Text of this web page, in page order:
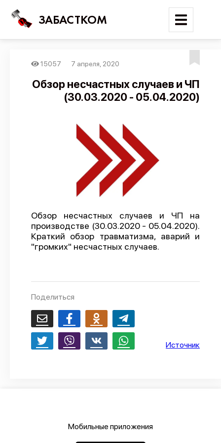
ЗАБАСТКОМ
Поиск
Карта событий
Трудовые конфликты
Отчеты
Предложить публикацию
API
О проекте
Политика конфиденциальности
15057 7 апреля, 2020
Обзор несчастных случаев и ЧП
(30.03.2020 - 05.04.2020)
Обзор несчастных случаев и ЧП на
производстве (30.03.2020 - 05.04.2020).
Краткий обзор травматизма, аварий и
"громких" несчастных случаев.
Поделиться
Источник
Мобильные приложения